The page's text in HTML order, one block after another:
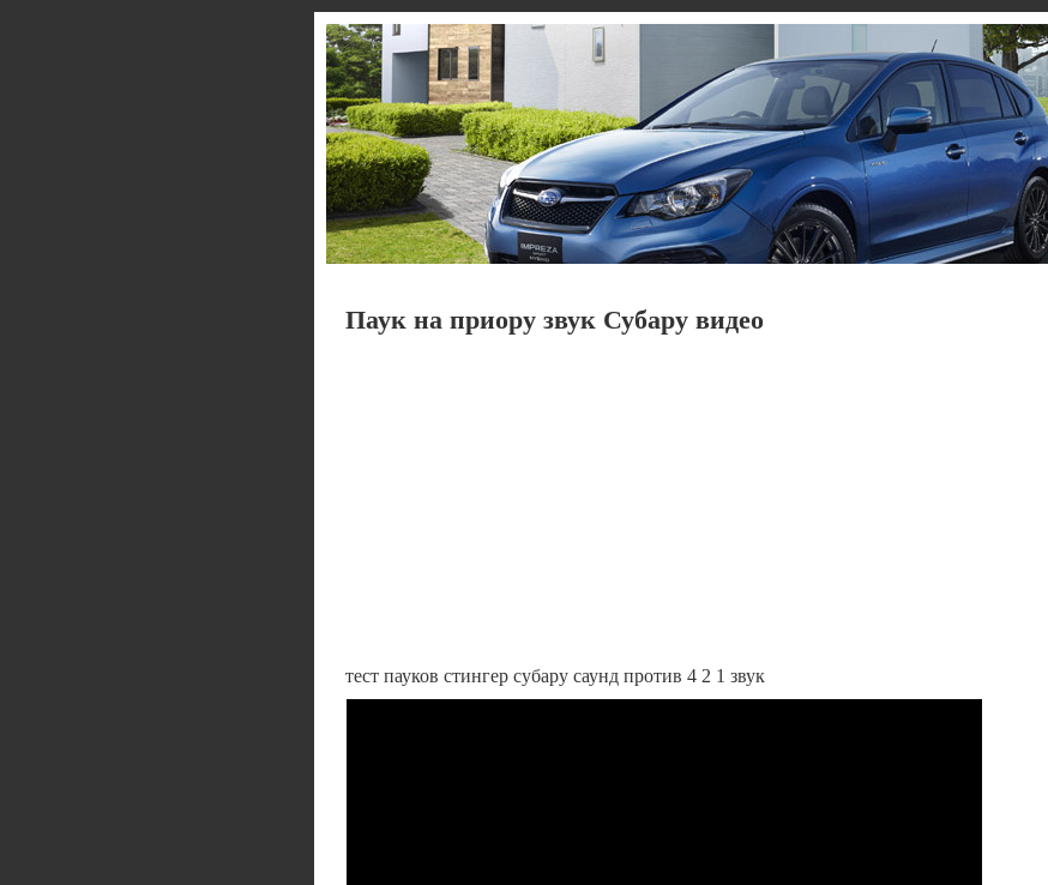
Паук на приору звук Субару видео
тест пауков стингер субару саунд против 4 2 1 звук